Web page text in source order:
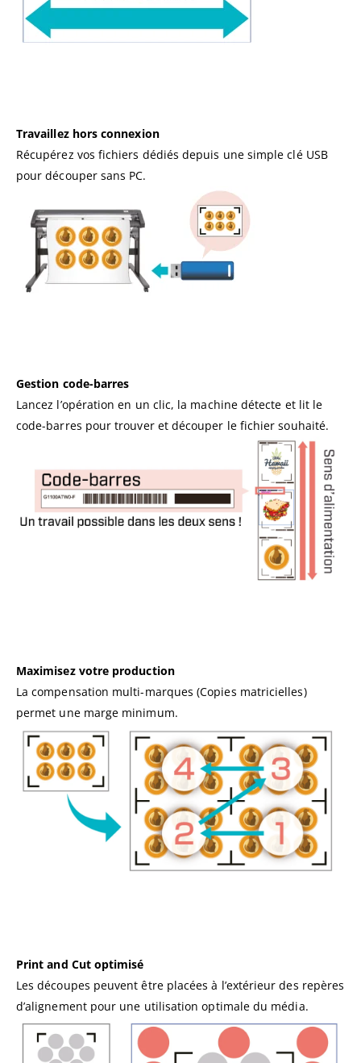
Travaillez hors connexion
Récupérez vos fichiers dédiés depuis une simple clé USB
pour découper sans PC.
Gestion code-barres
Lancez l’opération en un clic, la machine détecte et lit le
code-barres pour trouver et découper le fichier souhaité.
Maximisez votre production
La compensation multi-marques (Copies matricielles)
permet une marge minimum.
Print and Cut optimisé
Les découpes peuvent être placées à l’extérieur des repères
d’alignement pour une utilisation optimale du média.